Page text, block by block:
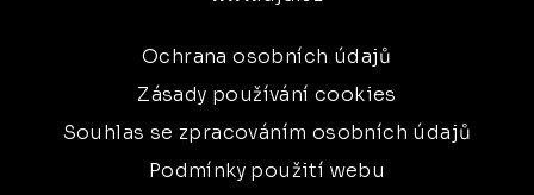
Ochrana osobních údajů
Zásady používání cookies
Souhlas se zpracováním osobních údajů
Podmínky použití webu